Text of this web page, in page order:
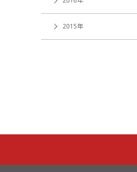
2015年